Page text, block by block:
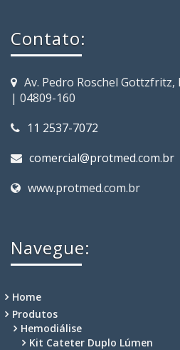
Contato:
Av. Pedro Roschel Gottzfritz,
| 04809-160
11 2537-7072
comercial@protmed.com.br
www.protmed.com.br
Navegue:
Home
Produtos
Hemodiálise
Kit Cateter Duplo Lúmen